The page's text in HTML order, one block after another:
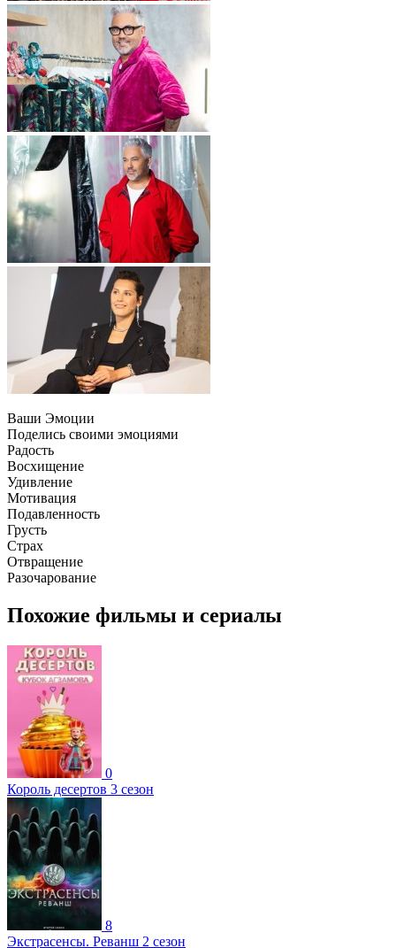
Ваши Эмоции
Поделись своими эмоциями
Радость
Восхищение
Удивление
Мотивация
Подавленность
Грусть
Страх
Отвращение
Разочарование
Похожие фильмы и сериалы
0
Король десертов 3 сезон
8
Экстрасенсы. Реванш 2 сезон